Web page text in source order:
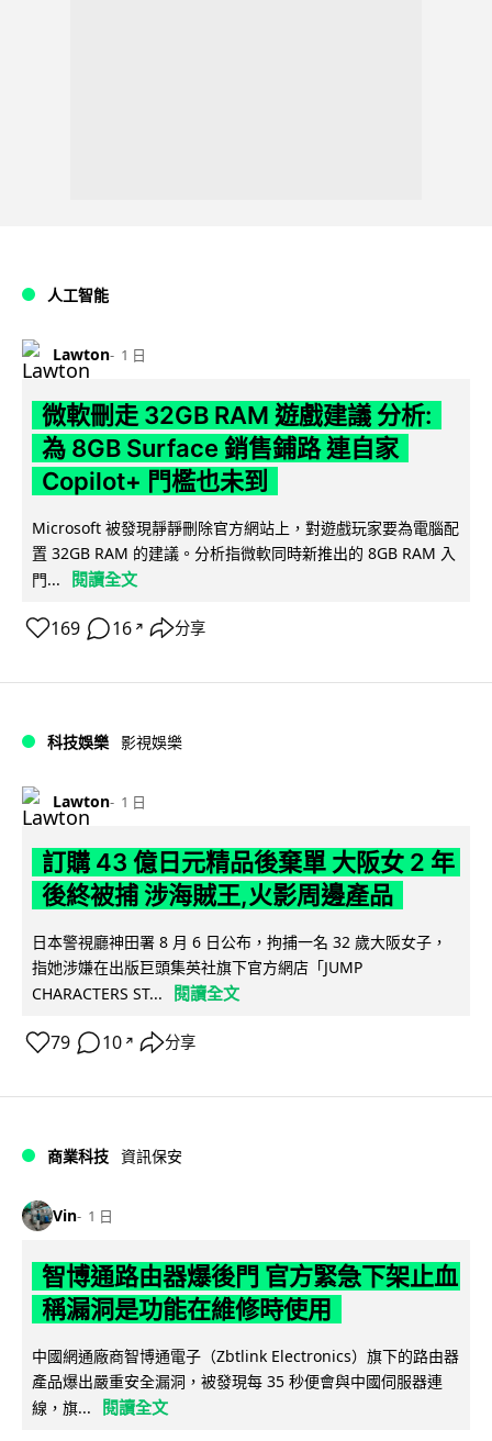
人工智能
Lawton 1 日
微軟刪走 32GB RAM 遊戲建議 分析:
為 8GB Surface 銷售鋪路 連自家
Copilot+ 門檻也未到
Microsoft 被發現靜靜刪除官方網站上，對遊戲玩家要為電腦配
置 32GB RAM 的建議。分析指微軟同時新推出的 8GB RAM 入
門...
閱讀全文
169 16 ↗ 分享
科技娛樂 影視娛樂
Lawton 1 日
訂購 43 億日元精品後棄單 大阪女 2 年
後終被捕 涉海賊王,火影周邊產品
日本警視廳神田署 8 月 6 日公布，拘捕一名 32 歲大阪女子，
指她涉嫌在出版巨頭集英社旗下官方網店「JUMP
CHARACTERS ST...
閱讀全文
79 10 ↗ 分享
商業科技 資訊保安
Vin 1 日
智博通路由器爆後門 官方緊急下架止血
稱漏洞是功能在維修時使用
中國網通廠商智博通電子（Zbtlink Electronics）旗下的路由器
產品爆出嚴重安全漏洞，被發現每 35 秒便會與中國伺服器連
線，旗...
閱讀全文